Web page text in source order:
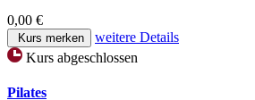
0,00 €
Kurs merken
weitere Details
Kurs abgeschlossen
Pilates